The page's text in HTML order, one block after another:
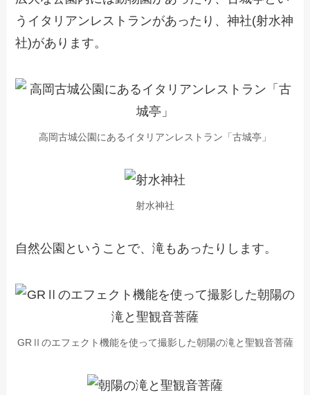
うイタリアンレストランがあったり、神社(射水神
社)があります。
高岡古城公園にあるイタリアンレストラン「古城亭」
射水神社
自然公園ということで、滝もあったりします。
GRⅡのエフェクト機能を使って撮影した朝陽の滝と聖観音菩薩